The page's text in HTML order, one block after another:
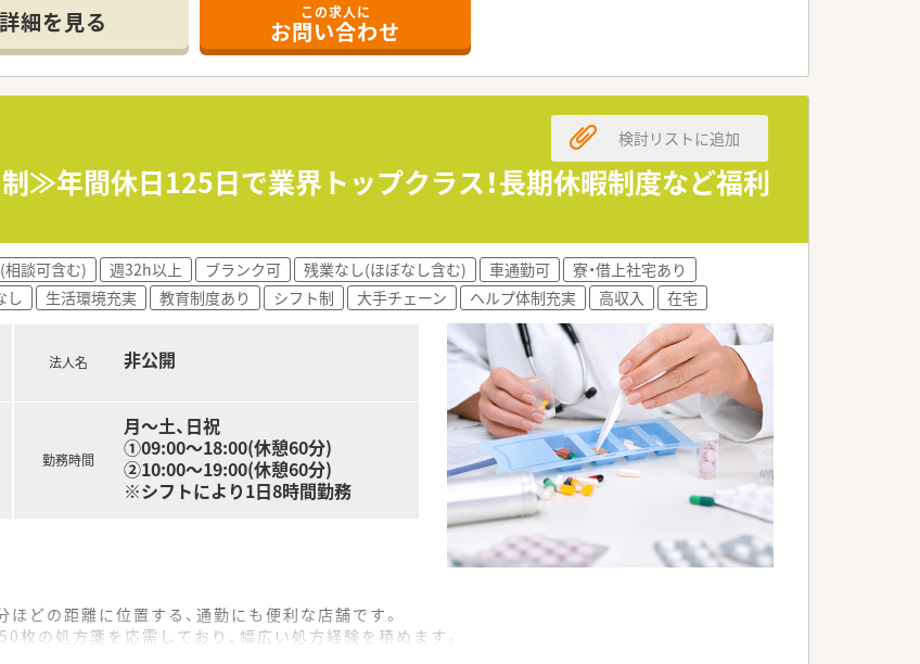
正社員薬剤師の増員を計画しています。
熱を持ち、積極的に業務に取り組める方を歓迎します。
ながら業務を進められる方を求めています。
にはほとんどの店舗で帰宅が可能です。
設定され、無理なく投薬対応ができます。
、年間平均12日の取得実績があります。
る健康サポート薬局としての役割を担えます。
ことで、効率良く業務に取り組めます。
が安心して働ける制度が多数用意されています。
詳細を見る この求人に
お問い合わせ
≫年間休日125日で業界トップクラス！長期休暇制度など福利
検討リストに追加
相談可含む) 週32h以上 ブランク可 残業なし(ほぼなし含む) 車通勤可
寮・借上社宅あり
し 生活環境充実 教育制度あり シフト制 大手チェーン ヘルプ体制充実 高収入 在宅
法人名 非公開
勤務時間
月～土、日祝
①09:00～18:00(休憩60分)
②10:00～19:00(休憩60分)
※シフトにより1日8時間勤務
どの距離に位置する、通勤にも便利な店舗です。
の処方箋を応需しており、幅広い処方経験を積めます。